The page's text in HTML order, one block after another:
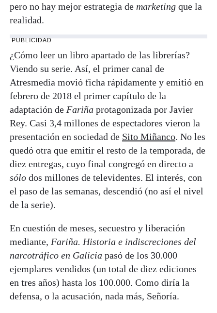
pero no hay mejor estrategia de marketing que la
realidad.
PUBLICIDAD
¿Cómo leer un libro apartado de las librerías?
Viendo su serie. Así, el primer canal de
Atresmedia movió ficha rápidamente y emitió en
febrero de 2018 el primer capítulo de la
adaptación de Fariña protagonizada por Javier
Rey. Casi 3,4 millones de espectadores vieron la
presentación en sociedad de Sito Miñanco. No les
quedó otra que emitir el resto de la temporada, de
diez entregas, cuyo final congregó en directo a
sólo dos millones de televidentes. El interés, con
el paso de las semanas, descendió (no así el nivel
de la serie).
En cuestión de meses, secuestro y liberación
mediante, Fariña. Historia e indiscreciones del
narcotráfico en Galicia pasó de los 30.000
ejemplares vendidos (un total de diez ediciones
en tres años) hasta los 100.000. Como diría la
defensa, o la acusación, nada más, Señoría.